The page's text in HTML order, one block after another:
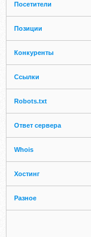
Посетители
Позиции
Конкуренты
Ссылки
Robots.txt
Ответ сервера
Whois
Хостинг
Разное